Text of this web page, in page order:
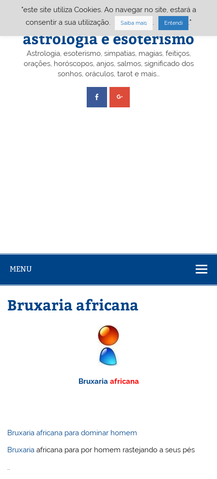
Portal A&E – Portal
astrologia e esoterismo
Astrologia, esoterismo, simpatias, magias, feitiços,
orações, horóscopos, anjos, salmos, significado dos
sonhos, oráculos, tarot e mais…
MENU
Bruxaria africana
Bruxariaafricana
Bruxaria africana para dominar homem
Bruxaria africana para por homem rastejando a seus pés
"este site utiliza Cookies. Ao navegar no site, estará a
consentir a sua utilização.
Saiba mais Entendi ."